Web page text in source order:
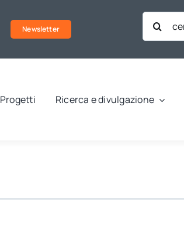
Newsletter
Cerca
per:
Progetti Ricerca e divulgazione